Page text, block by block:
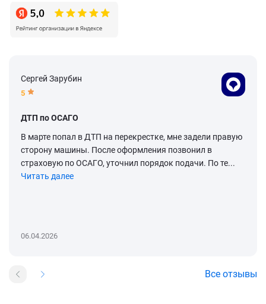
Сергей Зарубин
5
ДТП по ОСАГО
В марте попал в ДТП на перекрестке, мне задели правую
сторону машины. После оформления позвонил в
страховую по ОСАГО, уточнил порядок подачи. По те...
Читать далее
06.04.2026
Все отзывы